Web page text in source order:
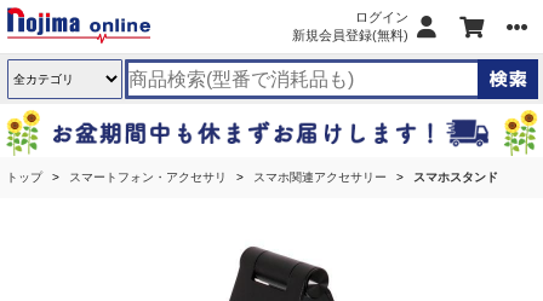
ログイン
新規会員登録(無料)
トップ スマートフォン・アクセサリ スマホ関連アクセサリー スマホスタンド